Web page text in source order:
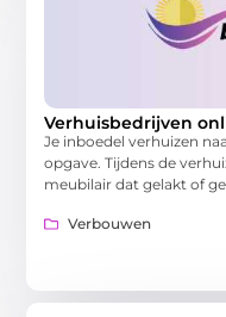
Verhuisbedrijven
Je inboedel verhuizen
opgave. Tijdens de
meubilair dat gelakt of
Verbouwen